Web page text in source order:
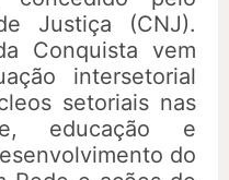
Justiça (CNJ).
Conquista vem
intersetorial
setoriais nas
educação e
do